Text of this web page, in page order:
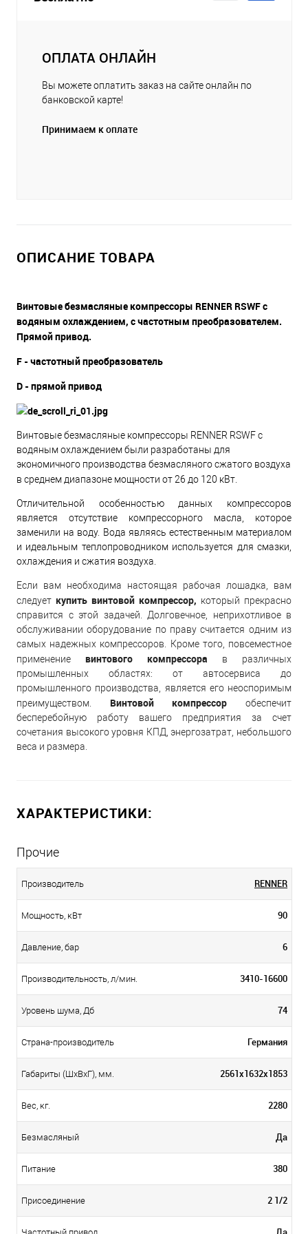
ОПЛАТА ОНЛАЙН
Вы можете оплатить заказ на сайте онлайн по
банковской карте!
Принимаем к оплате
ОПИСАНИЕ ТОВАРА
Винтовые безмасляные компрессоры RENNER RSWF с
водяным охлаждением, с частотным преобразователем.
Прямой привод.
F - частотный преобразователь
D - прямой привод
Винтовые безмасляные компрессоры RENNER RSWF с
водяным охлаждением были разработаны для
экономичного производства безмасляного сжатого воздуха
в среднем диапазоне мощности от 26 до 120 кВт.
Отличительной особенностью данных компрессоров
является отсутствие компрессорного масла, которое
заменили на воду. Вода являясь естественным материалом
и идеальным теплопроводником используется для смазки,
охлаждения и сжатия воздуха.
Если вам необходима настоящая рабочая лошадка, вам
следует купить винтовой компрессор, который прекрасно
справится с этой задачей. Долговечное, неприхотливое в
обслуживании оборудование по праву считается одним из
самых надежных компрессоров. Кроме того, повсеместное
применение винтового компрессора в различных
промышленных областях: от автосервиса до
промышленного производства, является его неоспоримым
преимуществом. Винтовой компрессор обеспечит
бесперебойную работу вашего предприятия за счет
сочетания высокого уровня КПД, энергозатрат, небольшого
веса и размера.
ХАРАКТЕРИСТИКИ:
Прочие
Производитель RENNER
Мощность, кВт 90
Давление, бар 6
Производительность, л/мин. 3410-16600
Уровень шума, Дб 74
Страна-производитель Германия
Габариты (ШхВхГ), мм. 2561x1632x1853
Вес, кг. 2280
Безмасляный Да
Питание 380
Присоединение 2 1/2